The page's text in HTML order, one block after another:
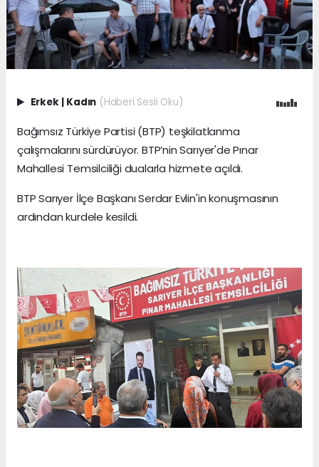
Erkek | Kadın (Haberi Sesli Oku)
Bağımsız Türkiye Partisi (BTP) teşkilatlanma
çalışmalarını sürdürüyor. BTP’nin Sarıyer'de Pınar
Mahallesi Temsilciliği dualarla hizmete açıldı.
BTP Sarıyer İlçe Başkanı Serdar Evlin'in konuşmasının
ardından kurdele kesildi.